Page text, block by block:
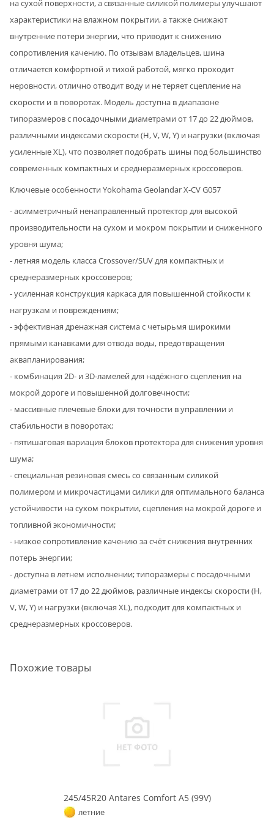
на сухой поверхности, а связанные силикой полимеры улучшают
характеристики на влажном покрытии, а также снижают
внутренние потери энергии, что приводит к снижению
сопротивления качению. По отзывам владельцев, шина
отличается комфортной и тихой работой, мягко проходит
неровности, отлично отводит воду и не теряет сцепление на
скорости и в поворотах. Модель доступна в диапазоне
типоразмеров с посадочными диаметрами от 17 до 22 дюймов,
различными индексами скорости (H, V, W, Y) и нагрузки (включая
усиленные XL), что позволяет подобрать шины под большинство
современных компактных и среднеразмерных кроссоверов.
Ключевые особенности Yokohama Geolandar X-CV G057
- асимметричный ненаправленный протектор для высокой
производительности на сухом и мокром покрытии и сниженного
уровня шума;
- летняя модель класса Crossover/SUV для компактных и
среднеразмерных кроссоверов;
- усиленная конструкция каркаса для повышенной стойкости к
нагрузкам и повреждениям;
- эффективная дренажная система с четырьмя широкими
прямыми канавками для отвода воды, предотвращения
аквапланирования;
- комбинация 2D- и 3D-ламелей для надёжного сцепления на
мокрой дороге и повышенной долговечности;
- массивные плечевые блоки для точности в управлении и
стабильности в поворотах;
- пятишаговая вариация блоков протектора для снижения уровня
шума;
- специальная резиновая смесь со связанным силикой
полимером и микрочастицами силики для оптимального баланса
устойчивости на сухом покрытии, сцепления на мокрой дороге и
топливной экономичности;
- низкое сопротивление качению за счёт снижения внутренних
потерь энергии;
- доступна в летнем исполнении; типоразмеры с посадочными
диаметрами от 17 до 22 дюймов, различные индексы скорости (H,
V, W, Y) и нагрузки (включая XL), подходит для компактных и
среднеразмерных кроссоверов.
Похожие товары
245/45R20 Antares Comfort A5 (99V)
летние